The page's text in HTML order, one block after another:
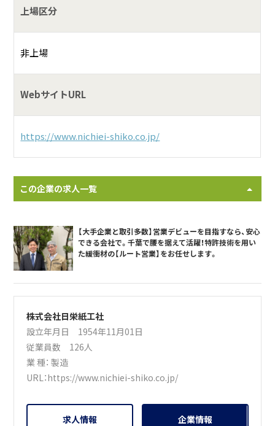
上場区分
非上場
WebサイトURL
https://www.nichiei-shiko.co.jp/
この企業の求人一覧
【大手企業と取引多数】営業デビューを目指すなら、安心
できる会社で。千葉で腰を据えて活躍！特許技術を用い
た緩衝材の【ルート営業】をお任せします。
株式会社日栄紙工社
設立年月日 1954年11月01日
従業員数 126人
業 種：製造
URL：https://www.nichiei-shiko.co.jp/
求人情報 企業情報